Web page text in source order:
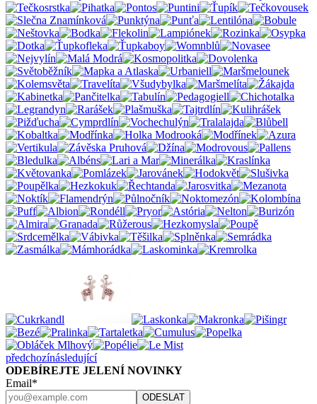
předchozínásledující
ODEBÍREJTE JELENÍ NOVINKY
Email*